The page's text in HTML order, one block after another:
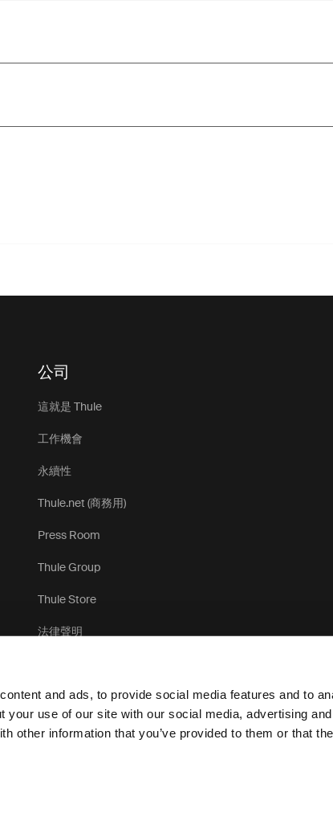
and ads, to provide social media features and to
your use of our site with our social media, advertising
other information that you’ve provided to them or that
公司
這就是 Thule
工作機會
永續性
Thule.net (商務用)
Press Room
Thule Group
Thule Store
法律聲明
隱